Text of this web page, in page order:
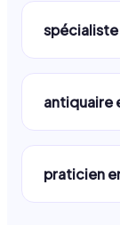
antiquaire
praticien